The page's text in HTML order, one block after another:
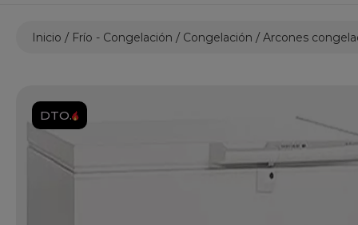
Inicio Frío - Congelación Congelación Arcones
DTO.